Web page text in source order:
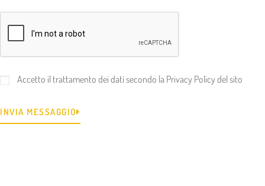
Accetto il trattamento dei dati secondo la Privacy Policydel sito
INVIA MESSAGGIO